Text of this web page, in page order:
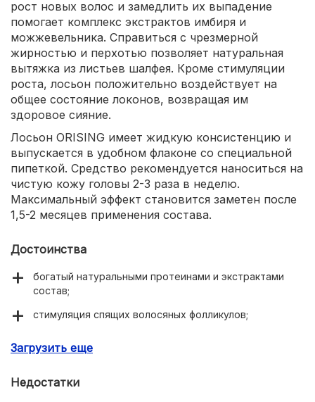
рост новых волос и замедлить их выпадение
помогает комплекс экстрактов имбиря и
можжевельника. Справиться с чрезмерной
жирностью и перхотью позволяет натуральная
вытяжка из листьев шалфея. Кроме стимуляции
роста, лосьон положительно воздействует на
общее состояние локонов, возвращая им
здоровое сияние.
Лосьон ORISING имеет жидкую консистенцию и
выпускается в удобном флаконе со специальной
пипеткой. Средство рекомендуется наноситься на
чистую кожу головы 2-3 раза в неделю.
Максимальный эффект становится заметен после
1,5-2 месяцев применения состава.
Достоинства
богатый натуральными протеинами и экстрактами
состав;
стимуляция спящих волосяных фолликулов;
экономичный расход;
Загрузить еще
Недостатки